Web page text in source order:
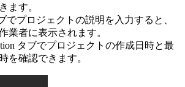
ます。
でプロジェクトの説明を入力すると、
業者に表示されます。
タブでプロジェクトの作成日時と最
を確認できます。